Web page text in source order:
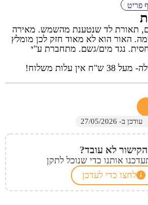
פריט
תאורת לד שנטענת מהשמש. מאירה
האור הוא לא מאוד חזק לכן מומלץ
נגד מים/גשם. מתחברת ע"י
עלות משלוח!
עודכן ב- 27/05/2026
הקישור לא עובד?
אותנו כדי שנוכל לתקן
לחצו כדי לעדכן